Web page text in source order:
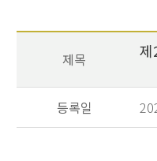
제목 제
등록일